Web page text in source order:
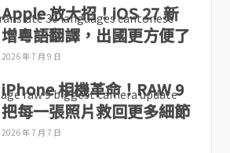
Apple 放大招！iOS 27 新
增粵語翻譯，出國更方便了
2026 年 7 月 9 日
iPhone 相機革命！RAW 9
把每一張照片救回更多細節
2026 年 7 月 7 日